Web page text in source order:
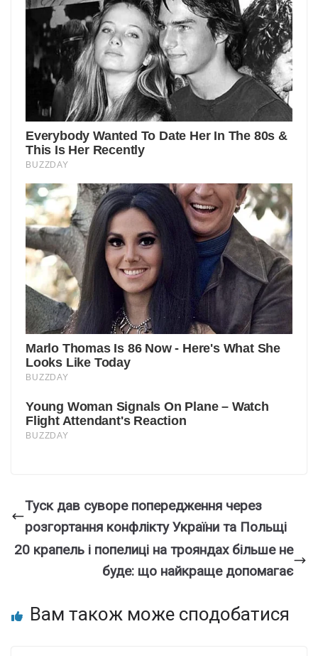
Туск дав суворе попередження через
розгортання конфлікту України та Польщі
20 крапель і попелиці на трояндах більше не
буде: що найкраще допомагає
Вам також може сподобатися